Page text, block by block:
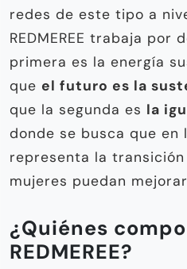
redes de este tipo a
REDMEREE trabaja por
primera es la energía
que el futuro es la
que la segunda es la
donde se busca que
representa la
mujeres puedan
¿Quiénes
REDMEREE?